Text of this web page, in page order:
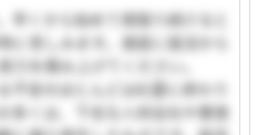
早くから始めて頑張り続けると
に苦しみます。適度に就活から
力を積み上げてください。
不安のほとんどは杞憂に終わり
多くは、下劣な人材会社や悪徳